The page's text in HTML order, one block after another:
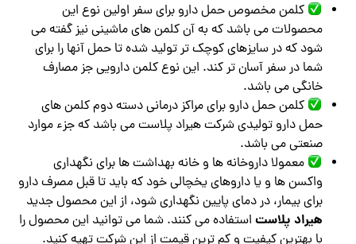
کلمن مخصوص حمل دارو برای سفر اولین نوع این
محصولات می باشد که به آن کلمن های ماشینی نیز گفته می
شود که در سایزهای کوچک تر تولید شده تا حمل آنها را برای
شما در سفر آسان تر کند. این نوع کلمن دارویی جز مصارف
خانگی می باشد.
کلمن حمل دارو برای مراکز درمانی دسته دوم کلمن های
حمل دارو تولیدی شرکت هیراد پلاست می باشد که جزء موارد
صنعتی می باشد.
معمولا داروخانه ها و خانه بهداشت ها برای نگهداری
واکسن ها و یا داروهای یخچالی خود که باید تا قبل مصرف دارو
برای بیمار، در دمای پایین نگهداری شود، از این محصول جدید
هیراد پلاست استفاده می کنند. شما می توانید این محصول را
با بهترین کیفیت و کم ترین قیمت از این شرکت تهیه کنید.